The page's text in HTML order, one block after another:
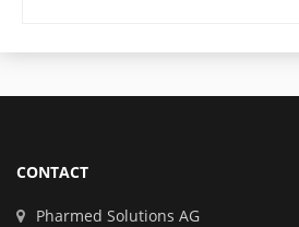
CONTACT
Pharmed Solutions AG